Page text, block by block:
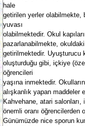
hale
getirilen yerler olabilmekte,
yuvası
olabilmektedir. Okul
pazarlanabilmekte, okuldaki
getirilmektedir. Uyuşturucu
oluşturduğu gibi, içkiye
öğrencileri
yaşına inmektedir.
alışkanlık yapan maddeler
Kahvehane, atari
önemli oranı öğrencilerden
Günümüzde nice sporun